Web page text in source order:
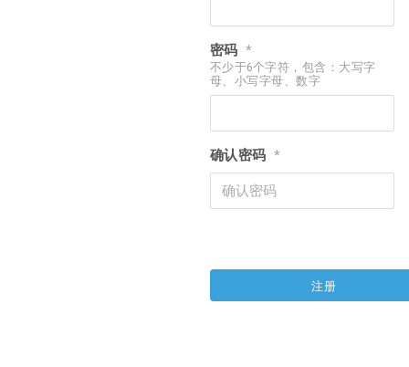
密码 *
不少于6个字符，包含：大写字
母、小写字母、数字
确认密码 *